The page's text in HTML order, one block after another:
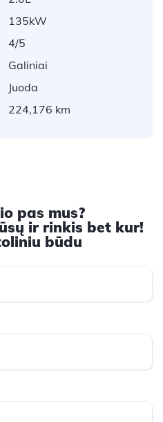
135kW
4/5
Galiniai
Juoda
224,176 km
pas mus?
ir rinkis bet kur!
būdu